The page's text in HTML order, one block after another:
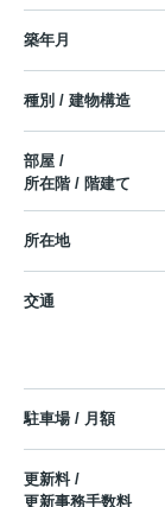
築年月
種別 / 建物構造
部屋 /
所在階 / 階建て
所在地
交通
駐車場 / 月額
更新料 /
更新事務手数料